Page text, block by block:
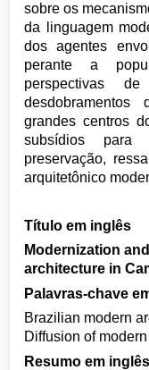
sobre os
da linguagem
dos agentes
perante a
perspectivas
grandes centros
subsídios para
preservação,
arquitetônico
Título em inglês
Modernization
architecture in
Palavras-chave
Brazilian modern
Diffusion of
Resumo em inglês